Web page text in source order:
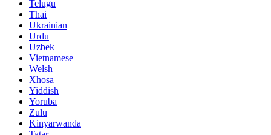
Telugu
Thai
Ukrainian
Urdu
Uzbek
Vietnamese
Welsh
Xhosa
Yiddish
Yoruba
Zulu
Kinyarwanda